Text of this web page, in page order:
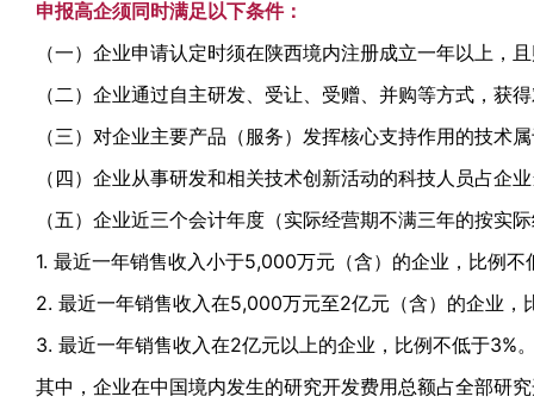
申报高企须同时满足以下条件：
（一）企业申请认定时须在陕西境内注册成立一年以上，
（二）企业通过自主研发、受让、受赠、并购等方式，
（三）对企业主要产品（服务）发挥核心支持作用的技术
（四）企业从事研发和相关技术创新活动的科技人员占企
（五）企业近三个会计年度（实际经营期不满三年的按
1. 最近一年销售收入小于5,000万元（含）的企业，比例不
2. 最近一年销售收入在5,000万元至2亿元（含）的企业，
3. 最近一年销售收入在2亿元以上的企业，比例不低于3%
其中，企业在中国境内发生的研究开发费用总额占全部研